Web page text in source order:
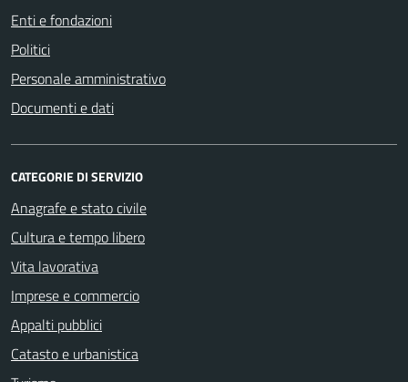
Enti e fondazioni
Politici
Personale amministrativo
Documenti e dati
CATEGORIE DI SERVIZIO
Anagrafe e stato civile
Cultura e tempo libero
Vita lavorativa
Imprese e commercio
Appalti pubblici
Catasto e urbanistica